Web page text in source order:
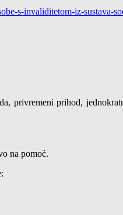
s-invaliditetom-iz-sustava-
privremeni prihod,
na pomoć.